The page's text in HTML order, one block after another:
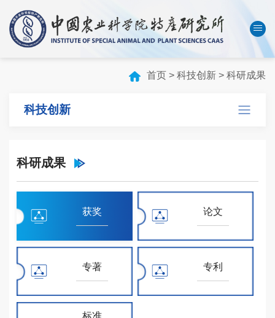
English
本所概况
科技创新
成果转化
首页 > 科技创新 > 科研成果
科技创新
科研成果
获奖 论文
专著 专利